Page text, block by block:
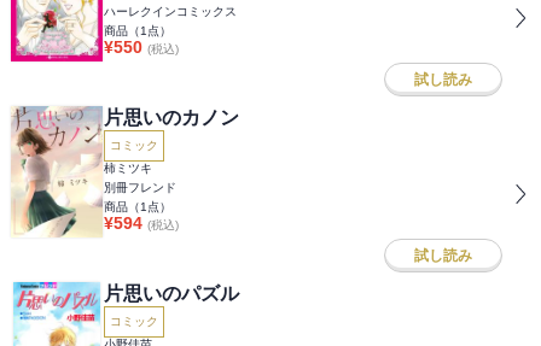
ハーレクインコミックス
商品（1 点）
¥550 (税込)
試し読み
片思いのカノン
コミック
柿ミツキ
別冊フレンド
商品（1 点）
¥594 (税込)
試し読み
片思いのパズル
コミック